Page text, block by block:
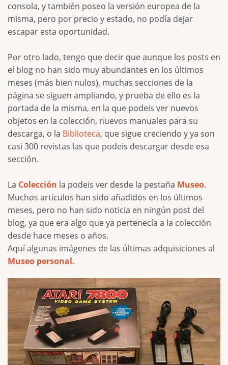
consola, y también poseo la versión europea de la
misma, pero por precio y estado, no podía dejar
escapar esta oportunidad.
Por otro lado, tengo que decir que aunque los posts en
el blog no han sido muy abundantes en los últimos
meses (más bien nulos), muchas secciones de la
página se siguen ampliando, y prueba de ello es la
portada de la misma, en la que podeis ver nuevos
objetos en la colección, nuevos manuales para su
descarga, o la Biblioteca, que sigue creciendo y ya son
casi 300 revistas las que podeis descargar desde esa
sección.
La Colección la podeis ver desde la pestaña Museo.
Muchos artículos han sido añadidos en los últimos
meses, pero no han sido noticia en ningún post del
blog, ya que era algo que ya pertenecía a la colección
desde hace meses o años.
Aquí algunas imágenes de las últimas adquisiciones al
Museo personal.